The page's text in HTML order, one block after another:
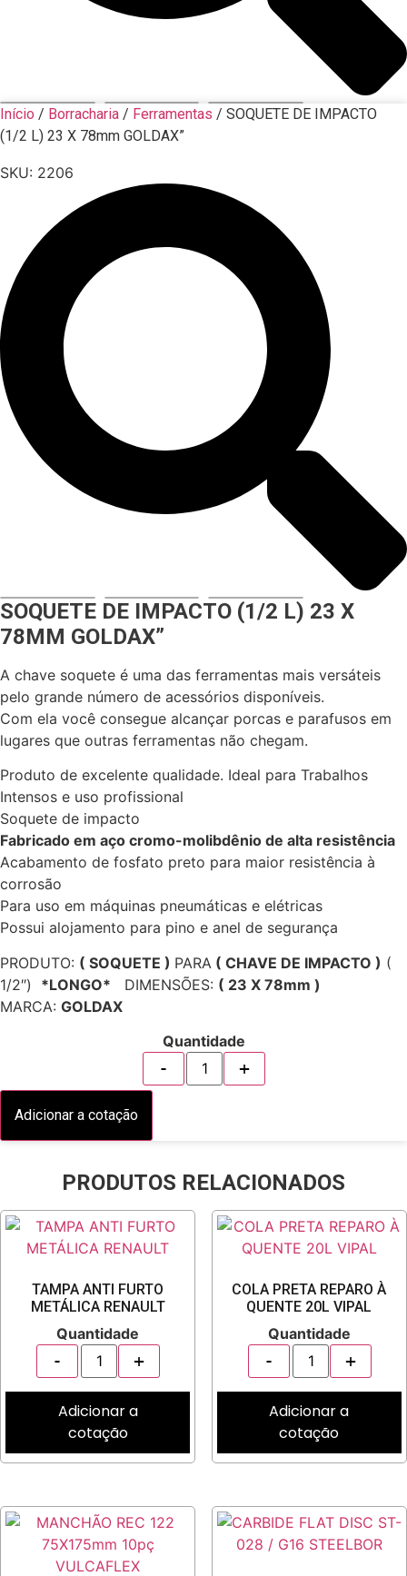
Início / Borracharia / Ferramentas / SOQUETE DE IMPACTO
(1/2 L) 23 X 78mm GOLDAX”
SKU: 2206
SOQUETE DE IMPACTO (1/2 L) 23 X
78MM GOLDAX”
A chave soquete é uma das ferramentas mais versáteis
pelo grande número de acessórios disponíveis.
Com ela você consegue alcançar porcas e parafusos em
lugares que outras ferramentas não chegam.
Produto de excelente qualidade. Ideal para Trabalhos
Intensos e uso profissional
Soquete de impacto
Fabricado em aço cromo-molibdênio de alta resistência
Acabamento de fosfato preto para maior resistência à
corrosão
Para uso em máquinas pneumáticas e elétricas
Possui alojamento para pino e anel de segurança
PRODUTO: ( SOQUETE ) PARA ( CHAVE DE IMPACTO ) (
1/2″) *LONGO* DIMENSÕES: ( 23 X 78mm )
MARCA: GOLDAX
Quantidade
Adicionar a cotação
PRODUTOS RELACIONADOS
TAMPA ANTI FURTO
METÁLICA RENAULT
Quantidade
Adicionar a
cotação
COLA PRETA REPARO À
QUENTE 20L VIPAL
Quantidade
Adicionar a
cotação